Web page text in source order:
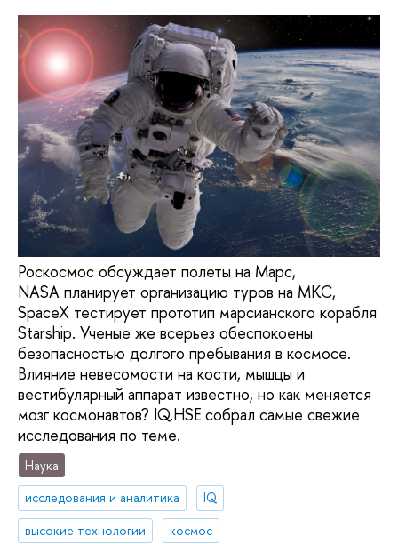
Роскосмос обсуждает полеты на Марс,
NASA планирует организацию туров на МКС,
SpaceX тестирует прототип марсианского корабля
Starship. Ученые же всерьез обеспокоены
безопасностью долгого пребывания в космосе.
Влияние невесомости на кости, мышцы и
вестибулярный аппарат известно, но как меняется
мозг космонавтов? IQ.HSE собрал самые свежие
исследования по теме.
Наука
исследования и аналитика
IQ
высокие технологии
космос